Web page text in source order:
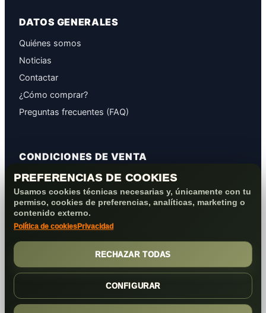
PREFERENCIAS DE COOKIES
Usamos cookies técnicas necesarias y, únicamente con tu
permiso, cookies de preferencias, analíticas, marketing o
contenido externo.
Política de cookies Privacidad
RECHAZAR TODAS
CONFIGURAR
DATOS GENERALES
Quiénes somos
Noticias
Contactar
¿Cómo comprar?
Preguntas frecuentes (FAQ)
CONDICIONES DE VENTA
GARANTÍAS
PROTECCIÓN DE DATOS
COOKIES+PRIVACIDAD
FORMAS DE PAGO